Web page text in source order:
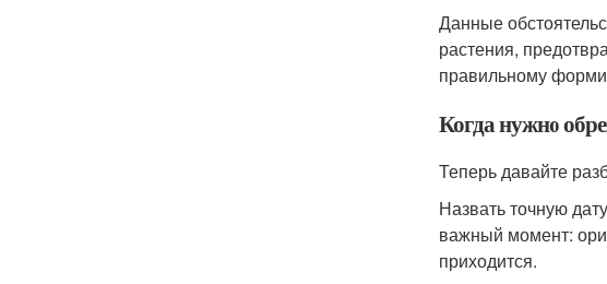
Данные
растения,
правильному
Когда нужно
Теперь давайте
Назвать точную
важный момент:
приходится.